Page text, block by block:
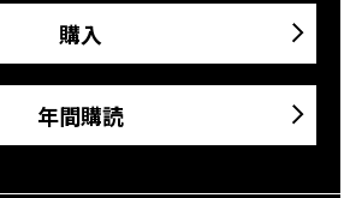
購入
年間購読